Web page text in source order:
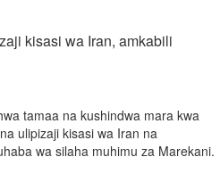
kisasi wa Iran, amkabili
tamaa na kushindwa mara kwa
ulipizaji kisasi wa Iran na
wa silaha muhimu za Marekani.